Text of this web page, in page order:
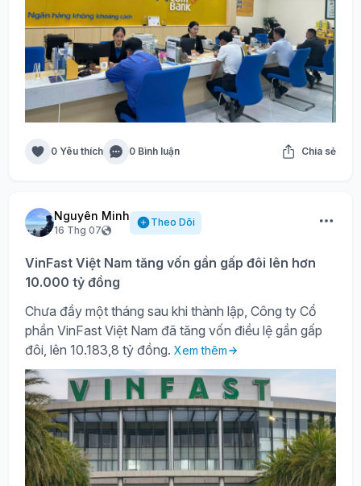
0 Yêu thích 0 Bình luận Chia sẻ
Nguyên Minh
16 Thg 07
Theo Dõi
VinFast Việt Nam tăng vốn gần gấp đôi lên hơn
10.000 tỷ đồng
Chưa đầy một tháng sau khi thành lập, Công ty Cổ
phần VinFast Việt Nam đã tăng vốn điều lệ gần gấp
đôi, lên 10.183,8 tỷ đồng. Xem thêm